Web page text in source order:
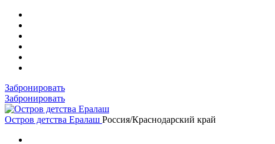
Забронировать
Забронировать
Остров детства Ералаш Россия/Краснодарский край